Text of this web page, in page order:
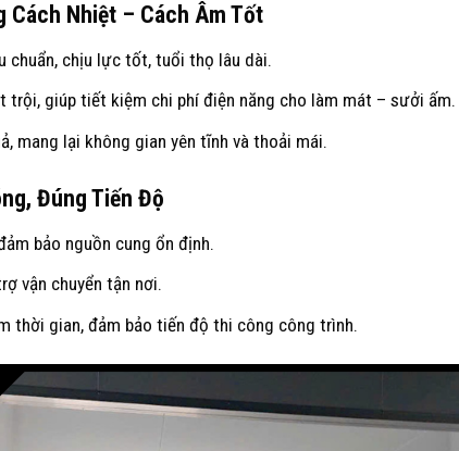
Cách Nhiệt – Cách Âm Tốt
chuẩn, chịu lực tốt, tuổi thọ lâu dài.
trội, giúp tiết kiệm chi phí điện năng cho làm mát – sưởi ấm.
mang lại không gian yên tĩnh và thoải mái.
Đúng Tiến Độ
bảo nguồn cung ổn định.
vận chuyển tận nơi.
thời gian, đảm bảo tiến độ thi công công trình.